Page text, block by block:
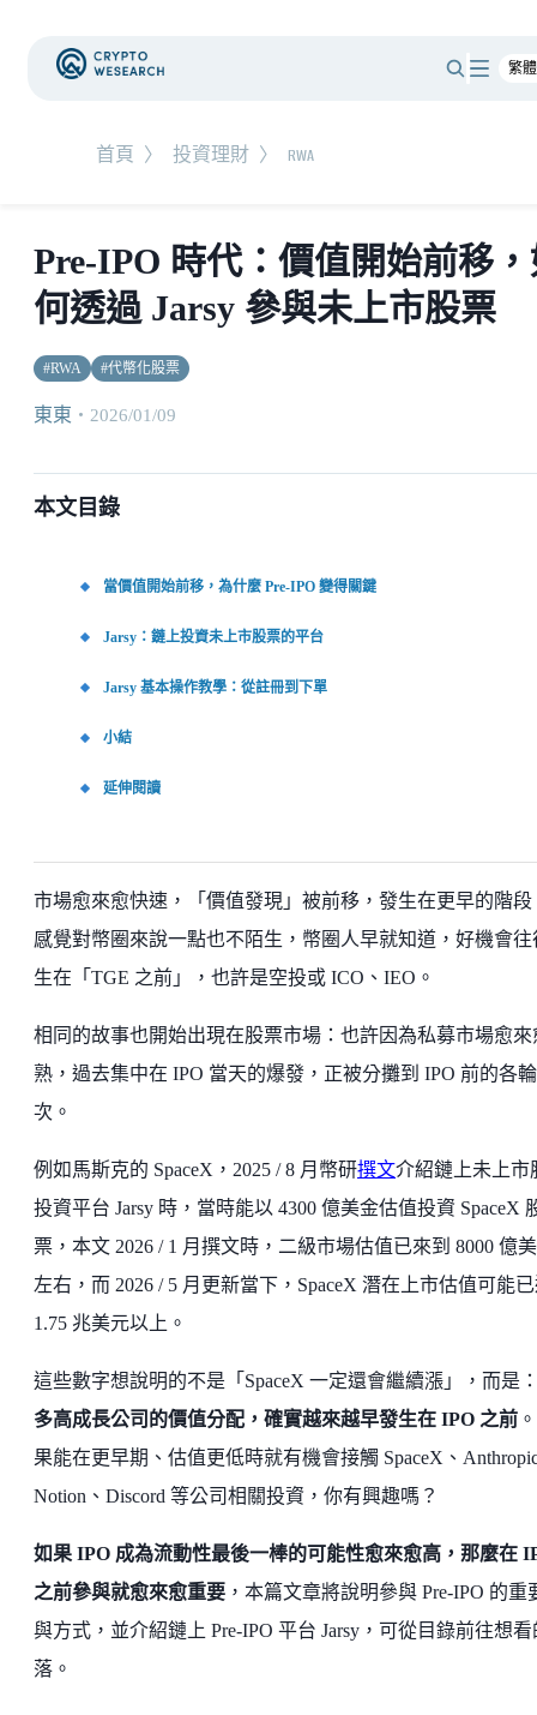
首頁 〉 投資理財 〉 RWA
Pre-IPO 時代：價值開始前移
何透過 Jarsy 參與未上市股票
#RWA #代幣化股票
東東 ・ 2026/01/09
本文目錄
當價值開始前移，為什麼 Pre-IPO 變得關鍵
Jarsy：鏈上投資未上市股票的平台
Jarsy 基本操作教學：從註冊到下單
小結
延伸閱讀
市場愈來愈快速，「價值發現」被前移，發生在更早的階段
感覺對幣圈來說一點也不陌生，幣圈人早就知道，好機會往
生在「TGE 之前」，也許是空投或 ICO、IEO。
相同的故事也開始出現在股票市場：也許因為私募市場愈來
熟，過去集中在 IPO 當天的爆發，正被分攤到 IPO 前的各輪
次。
例如馬斯克的 SpaceX，2025 / 8 月幣研撰文介紹鏈上未上市
投資平台 Jarsy 時，當時能以 4300 億美金估值投資 SpaceX
票，本文 2026 / 1 月撰文時，二級市場估值已來到 8000 億
左右，而 2026 / 5 月更新當下，SpaceX 潛在上市估值可能
1.75 兆美元以上。
這些數字想說明的不是「SpaceX 一定還會繼續漲」，而是
多高成長公司的價值分配，確實越來越早發生在 IPO 之前
果能在更早期、估值更低時就有機會接觸 SpaceX、
Notion、Discord 等公司相關投資，你有興趣嗎？
如果 IPO 成為流動性最後一棒的可能性愈來愈高，那麼在
之前參與就愈來愈重要 ，本篇文章將說明參與 Pre-IPO 的重
與方式，並介紹鏈上 Pre-IPO 平台 Jarsy，可從目錄前往想
落。